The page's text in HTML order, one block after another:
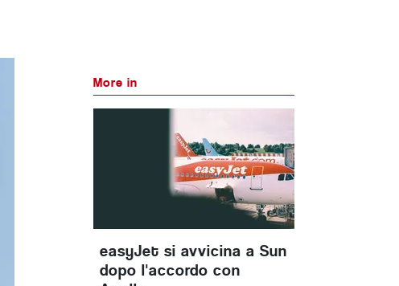
More in
easyJet si avvicina a Sun
dopo l'accordo con